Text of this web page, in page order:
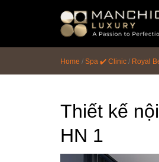
Home / Spa ✔️ Clinic / Royal
Thiết kế
HN 1